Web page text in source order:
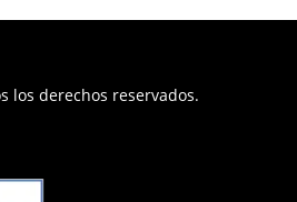
los derechos reservados.